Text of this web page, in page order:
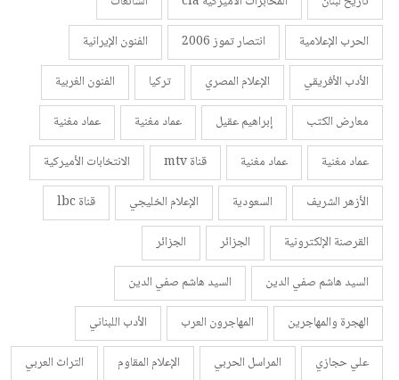
الحرب الإعلامية
انتصار تموز 2006
الفنون الإيرانية
الأدب الأفريقي
الإعلام المصري تركيا
الفنون الغربية
معارض الكتب
إبراهيم عقيل عماد مغنية
عماد مغنية
عماد مغنية
عماد مغنية قناة mtv
الانتخابات الأميركية
الأزهر الشريف
السعودية الإعلام الخليجي
قناة lbc
القرصنة الإلكترونية
الجزائر
الجزائر
السيد هاشم صفي الدين
السيد هاشم صفي الدين
الهجرة والمهاجرين
المهاجرون العرب
الأدب اللبناني
علي حجازي
المراسل الحربي الإعلام المقاوم
التراث العربي